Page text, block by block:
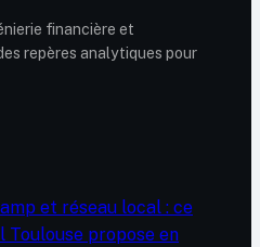
financière et
repères analytiques pour
et réseau local : ce
Toulouse propose en